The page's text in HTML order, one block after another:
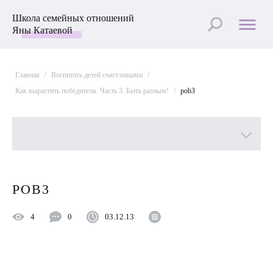
Школа семейных отношений
Яны Катаевой
Главная / Воспитать детей счастливыми /
Как вырастить победителя. Часть 3. Быть разным!
/ pob3
POB3
4 0 03.12.13
Лучшие статьи
Пройти Тест